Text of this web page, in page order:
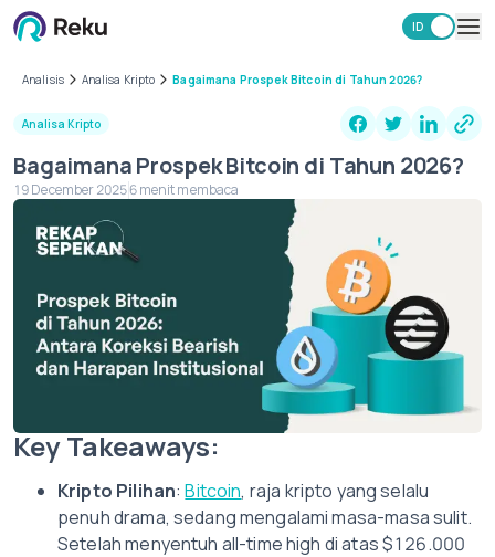
EN
ID
Learning Hub
Keamanan
Biaya
Lainnya
Unduh Aplikasi Reku
Analisis Analisa Kripto Bagaimana Prospek Bitcoin di Tahun 2026?
Analisa Kripto
Bagaimana Prospek Bitcoin di Tahun 2026?
19 December 20256 menit membaca
Key Takeaways:
Kripto Pilihan:Bitcoin, raja kripto yang selalu
penuh drama, sedang mengalami masa-masa sulit.
Setelah menyentuh all-time high di atas $126.000